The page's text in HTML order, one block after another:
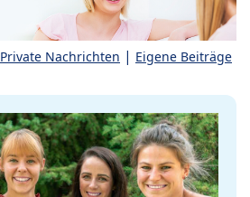
Private Nachrichten | Eigene Beiträge